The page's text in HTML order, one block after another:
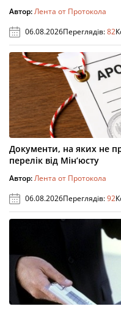
Автор:Лента от Протокола
06.08.2026Переглядів:82
Документи, на яких не
перелік від Мін’юсту
Автор:Лента от Протокола
06.08.2026Переглядів:92